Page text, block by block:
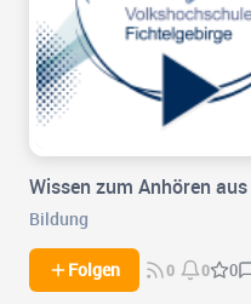
Wissen zum Anhören
Bildung
Folgen 0 0 0